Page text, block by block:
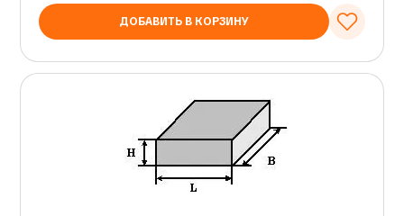
ДОБАВИТЬ В КОРЗИНУ